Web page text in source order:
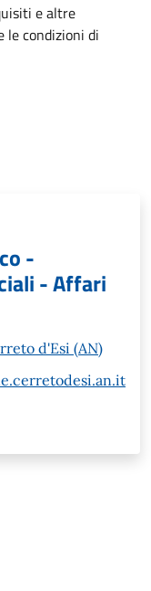
e altre
condizioni di
-
- Affari
d'Esi (AN)